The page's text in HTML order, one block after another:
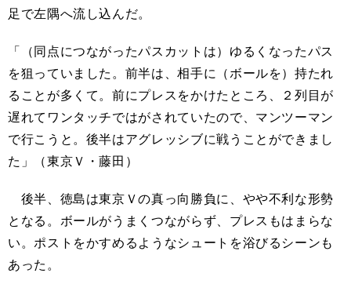
足で左隅へ流し込んだ。
「（同点につながったパスカットは）ゆるくなったパス
を狙っていました。前半は、相手に（ボールを）持たれ
ることが多くて。前にプレスをかけたところ、２列目が
遅れてワンタッチではがされていたので、マンツーマン
で行こうと。後半はアグレッシブに戦うことができまし
た」（東京Ｖ・藤田）
後半、徳島は東京Ｖの真っ向勝負に、やや不利な形勢
となる。ボールがうまくつながらず、プレスもはまらな
い。ポストをかすめるようなシュートを浴びるシーンも
あった。